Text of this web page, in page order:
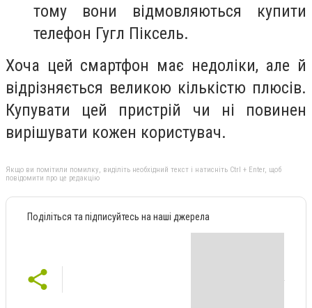
тому вони відмовляються купити
телефон Гугл Піксель.
Хоча цей смартфон має недоліки, але й
відрізняється великою кількістю плюсів.
Купувати цей пристрій чи ні повинен
вирішувати кожен користувач.
Якщо ви помітили помилку, виділіть необхідний текст і натисніть Ctrl + Enter, щоб
повідомити про це редакцію
Поділіться та підписуйтесь на наші джерела